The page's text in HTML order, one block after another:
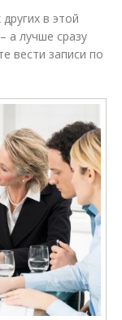
в этой
а лучше сразу
вести записи по